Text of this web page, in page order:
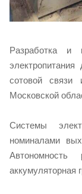
Разработка и
сотовой
Московской
Системы
номиналами
аккумуляторная